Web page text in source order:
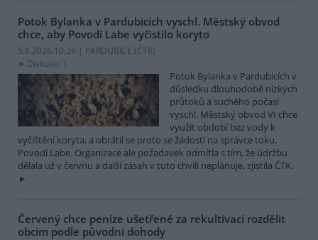
Potok Bylanka v Pardubicích vyschl. Městský obvod
chce, aby Povodí Labe vyčistilo koryto
5.8.2026 10:26 | PARDUBICE (ČTK)
Diskuse: 1
Potok Bylanka v Pardubicích v
důsledku dlouhodobě nízkých
průtoků a suchého počasí
vyschl. Městský obvod VI chce
využít období bez vody k
vyčištění koryta, a obrátil se proto se žádostí na správce toku,
Povodí Labe. Organizace ale požadavek odmítla s tím, že údržbu
dělala už v červnu a další zásah v tuto chvíli neplánuje, zjistila ČTK.
Červený chce peníze ušetřené za rekultivaci rozdělit
obcím podle původní dohody